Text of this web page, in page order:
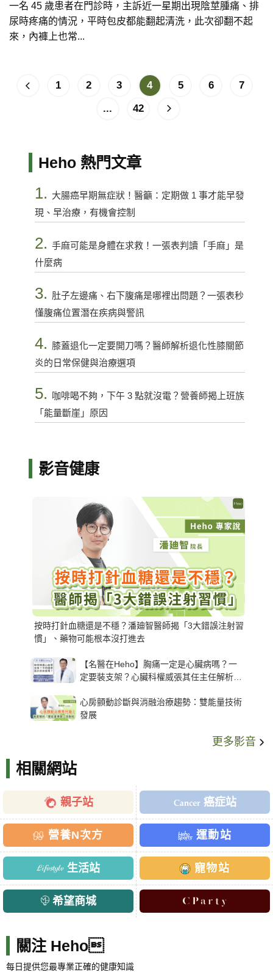
一名 45 歲患者在門診時，主訴近一星期出現陰莖腫痛、排
尿時疼痛的情況，平時包皮都能翻起清洗，此次卻翻不起
來，內褲上也常...
1 2 3 4 5 6
7
...
42
Heho 熱門文章
1. 大腸癌早期無症狀！醫籲：定期做 1 事才能早發
現、早治療，有機會控制
2. 手麻可能是身體在求救！一張表判讀「手麻」是
什麼病
3. 肚子左邊痛、右下腹痛是哪裡出問題？一張表秒
懂腹痛位置潛在疾病與警訊
4. 膝蓋退化一定要開刀嗎？醫師解析退化性膝關節
炎的日常保健與治療選項
5.
咖啡喝不夠，下午 3 點就沒電？營養師揭上班族
「能量斷崖」原因
影音健康
按時打針血糖還是不穩？潘廸智醫師揭「3大錯誤注射習
慣」、藥物可能根本沒打進去
【名醫在Heho】胸痛一定是心臟病嗎？一
定要裝支架？心臟科權威張其任主任解析支
心房顫動診斷與消融治療趨勢：雙能量技術
發展
更多影音
相關網站
親子站 癌症站
營養N次方 運動站
生活站 寵物站
希望商城
關注 Heho
每日提供您最專業正確的健康知識